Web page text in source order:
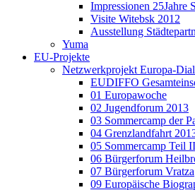
Impressionen 25Jahre
Visite Witebsk 2012
Ausstellung
Yuma
EU-Projekte
Netzwerkprojekt Europa-
EUDIFFO
01 Europawoche
02 Jugendforum 2013
03 Sommercamp der
04 Grenzlandfahrt
05 Sommercamp Teil
06 Bürgerforum
07 Bürgerforum Vratza
09 Europäische